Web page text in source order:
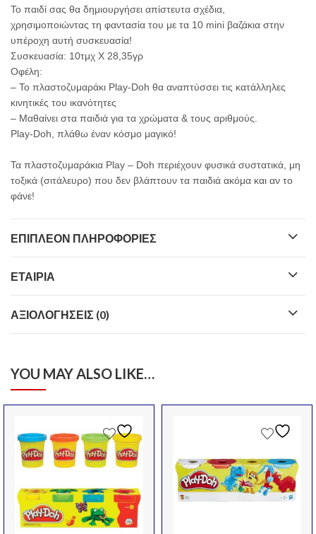
Το παιδί σας θα δημιουργήσει απίστευτα σχέδια,
χρησιμοποιώντας τη φαντασία του με τα 10 mini βαζάκια στην
υπέροχη αυτή συσκευασία!
Συσκευασία: 10τμχ Χ 28,35γρ
Οφέλη:
– Το πλαστοζυμαράκι Play-Doh θα αναπτύσσει τις κατάλληλες
κινητικές του ικανότητες
– Μαθαίνει στα παιδιά για τα χρώματα & τους αριθμούς.
Play-Doh, πλάθω έναν κόσμο μαγικό!
Τα πλαστοζυμαράκια Play – Doh περιέχουν φυσικά συστατικά, μη
τοξικά (σιτάλευρο) που δεν βλάπτουν τα παιδιά ακόμα και αν το
φάνε!
ΕΠΙΠΛΈΟΝ ΠΛΗΡΟΦΟΡΊΕΣ
ΕΤΑΙΡΊΑ
ΑΞΙΟΛΟΓΉΣΕΙΣ (0)
YOU MAY ALSO LIKE…